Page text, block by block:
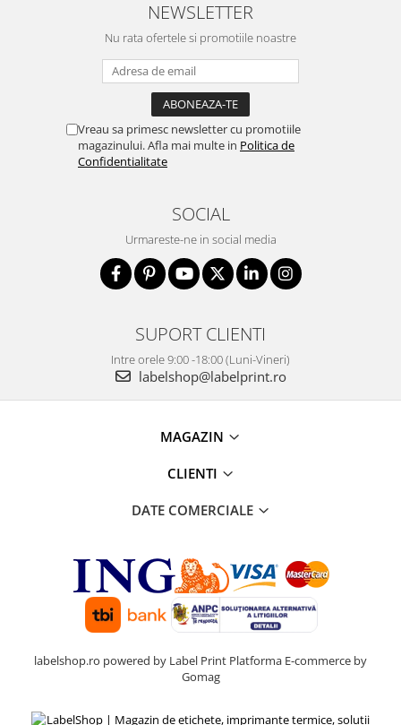
NEWSLETTER
Nu rata ofertele si promotiile noastre
Vreau sa primesc newsletter cu promotiile
magazinului. Afla mai multe in Politica de
Confidentialitate
SOCIAL
Urmareste-ne in social media
SUPORT CLIENTI
Intre orele 9:00 -18:00 (Luni-Vineri)
labelshop@labelprint.ro
MAGAZIN
CLIENTI
DATE COMERCIALE
labelshop.ro powered by Label Print Platforma E-commerce by
Gomag